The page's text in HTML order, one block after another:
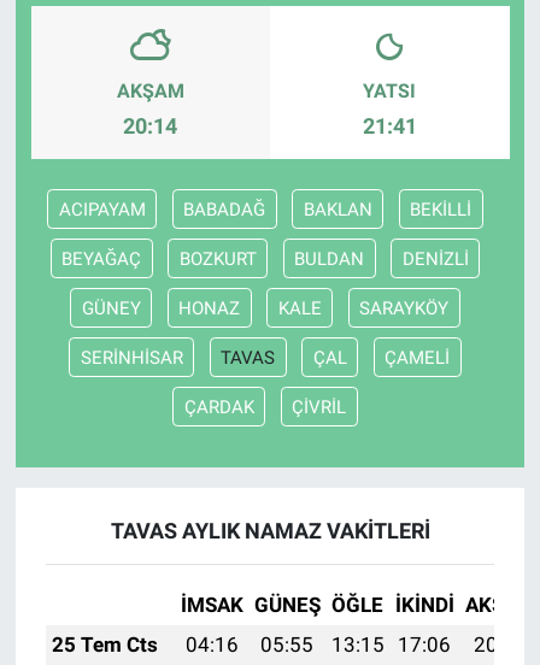
AKŞAM
20:14
YATSI
21:41
ACIPAYAM BABADAĞ BAKLAN BEKİLLİ
BEYAĞAÇ BOZKURT BULDAN DENİZLİ
GÜNEY HONAZ KALE SARAYKÖY
SERİNHİSAR TAVAS ÇAL ÇAMELİ
ÇARDAK ÇİVRİL
TAVAS AYLIK NAMAZ VAKITLERI
İMSAK GÜNEŞ ÖĞLE İKINDI AKŞAM
25 Tem Cts
04:16 05:55 13:15 17:06
20:26